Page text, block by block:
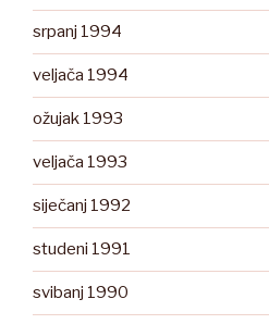
srpanj 1994
veljača 1994
ožujak 1993
veljača 1993
siječanj 1992
studeni 1991
svibanj 1990